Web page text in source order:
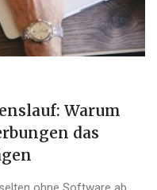
Warum
das